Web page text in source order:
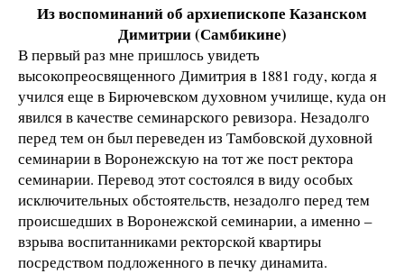
Из воспоминаний об архиепископе Казанском
Димитрии (Самбикине)
В первый раз мне пришлось увидеть
высокопреосвященного Димитрия в 1881 году, когда я
учился еще в Бирючевском духовном училище, куда он
явился в качестве семинарского ревизора. Незадолго
перед тем он был переведен из Тамбовской духовной
семинарии в Воронежскую на тот же пост ректора
семинарии. Перевод этот состоялся в виду особых
исключительных обстоятельств, незадолго перед тем
происшедших в Воронежской семинарии, а именно –
взрыва воспитанниками ректорской квартиры
посредством подложенного в печку динамита.